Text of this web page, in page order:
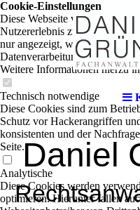
Daniel
Cookie-Einstellungen
Diese Webseite verwendet
Nutzererlebnis zu bieten.
nur angezeigt, wenn die
Datenverarbeitung kann dann
Weitere Informationen hierzu
Technisch notwendige
Diese Cookies sind zum
Schutz vor Hackerangriffen
konsistenten und der
Seite.
Analytische
Diese Cookies werden
optimieren. Hierunter fallen